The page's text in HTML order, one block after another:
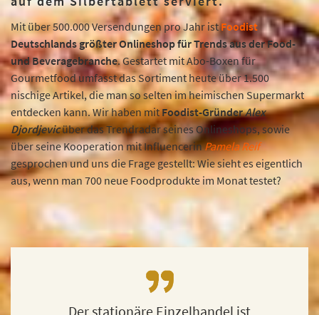
Mit über 500.000 Versendungen pro Jahr istFoodist
Deutschlands größter Onlineshop für Trends aus der Food-
und Beveragebranche. Gestartet mit Abo-Boxen für
Gourmetfood umfasst das Sortiment heute über 1.500
nischige Artikel, die man so selten im heimischen Supermarkt
entdecken kann. Wir haben mitFoodist-GründerAlex
Djordjevicüber das Trendradar seines Onlineshops, sowie
über seine Kooperation mit InfluencerinPamela Reif
gesprochen und uns die Frage gestellt: Wie sieht es eigentlich
aus, wenn man 700 neue Foodprodukte im Monat testet?
Der stationäre Einzelhandel ist